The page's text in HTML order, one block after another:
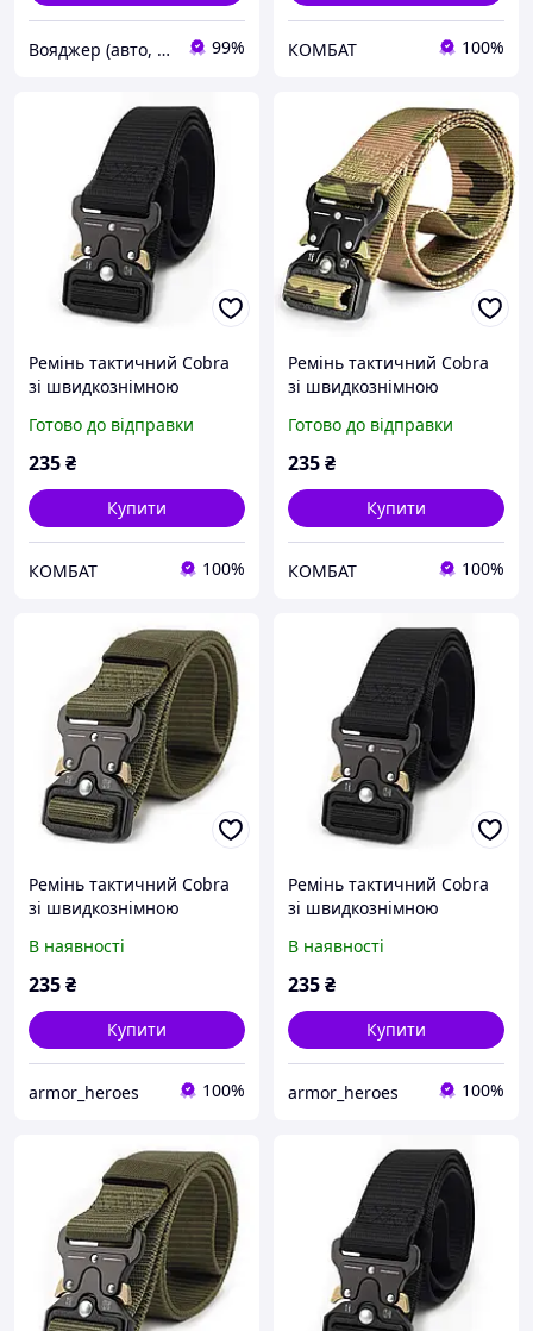
Вояджер (авто, туризм, спорт) 99% КОМБАТ 100%
Ремінь тактичний Cobra
зі швидкознімною
Готово до відправки
235₴
Купити
КОМБАТ 100%
Ремінь тактичний Cobra
зі швидкознімною
Готово до відправки
235₴
Купити
КОМБАТ 100%
Ремінь тактичний Cobra
зі швидкознімною
В наявності
235₴
Купити
armor_heroes 100%
Ремінь тактичний Cobra
зі швидкознімною
В наявності
235₴
Купити
armor_heroes 100%